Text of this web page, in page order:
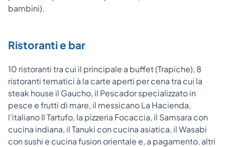
bambini).
Ristoranti e bar
10 ristoranti tra cui il principale a buffet (Trapiche), 8
ristoranti tematici à la carte aperti per cena tra cui la
steak house il Gaucho, il Pescador specializzato in
pesce e frutti di mare, il messicano La Hacienda,
l’italiano Il Tartufo, la pizzeria Focaccia, il Samsara con
cucina indiana, il Tanuki con cucina asiatica, il Wasabi
con sushi e cucina fusion orientale e, a pagamento, altri